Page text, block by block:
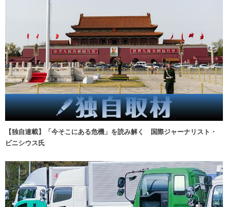
【独自連載】「今そこにある危機」を読み解く 国際ジャーナリスト・
ビニシウス氏